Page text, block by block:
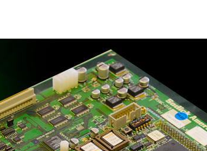
テクノロジーの歩み